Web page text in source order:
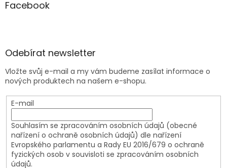
Facebook
Odebírat newsletter
Vložte svůj e-mail a my vám budeme zasílat informace o
nových produktech na našem e-shopu.
E-mail
Souhlasím se zpracováním osobních údajů (obecné
nařízení o ochraně osobních údajů) dle nařízení
Evropského parlamentu a Rady EU 2016/679 o ochraně
fyzických osob v souvisloti se zpracováním osobních
údajů.